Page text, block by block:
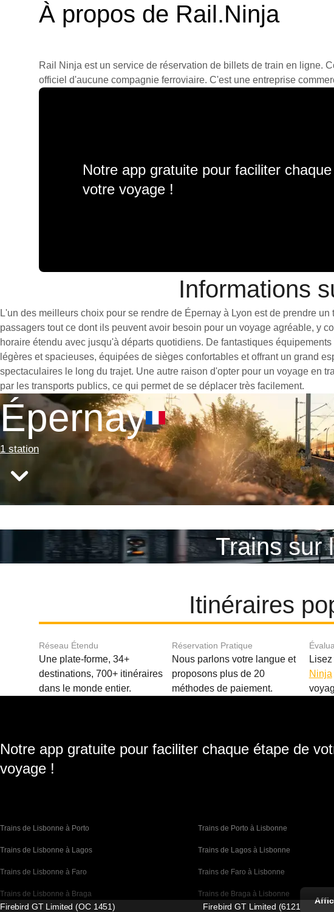
À propos de Rail.Ninja
Rail Ninja est un service de réservation de billets de train en ligne.
officiel d'aucune compagnie ferroviaire. C'est une entreprise
Notre app gratuite pour faciliter
votre voyage !
Informations
L'un des meilleurs choix pour se rendre de Épernay à Lyon est de prendre
passagers tout ce dont ils peuvent avoir besoin pour un voyage agréable, y
horaire étendu avec jusqu'à départs quotidiens. De fantastiques
légères et spacieuses, équipées de sièges confortables et offrant un grand
spectaculaires le long du trajet. Une autre raison d'opter pour un voyage en
par les transports publics, ce qui permet de se déplacer très facilement.
Épernay
1 station
Trains sur
Itinéraires
Réseau Étendu
Une plate-forme, 34+
destinations, 700+ itinéraires
dans le monde entier.
Réservation Pratique
Nous parlons votre langue et
proposons plus de 20
méthodes de paiement.
Ninja
Notre app gratuite pour faciliter chaque étape de
voyage !
Trains de Lisbonne à Porto Trains de Porto à Lisbonne
Trains de Lisbonne à Lagos Trains de Lagos à Lisbonne
Trains de Lisbonne à Faro Trains de Faro à Lisbonne
Trains de Lisbonne à Braga Trains de Braga à Lisbonne
Firebird GT Limited (OC 1451) Firebird GT Limited (61211989)